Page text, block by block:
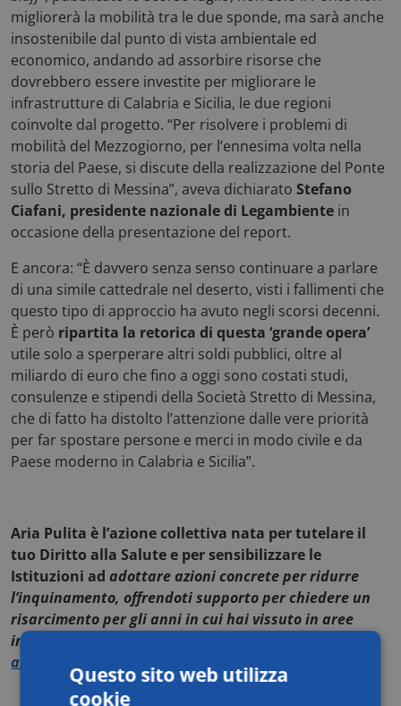
migliorerà la mobilità tra le due sponde, ma sarà anche
insostenibile dal punto di vista ambientale ed
economico, andando ad assorbire risorse che
dovrebbero essere investite per migliorare le
infrastrutture di Calabria e Sicilia, le due regioni
coinvolte dal progetto. “Per risolvere i problemi di
mobilità del Mezzogiorno, per l’ennesima volta nella
storia del Paese, si discute della realizzazione del Ponte
sullo Stretto di Messina”, aveva dichiarato Stefano
Ciafani, presidente nazionale di Legambiente in
occasione della presentazione del report.
E ancora: “È davvero senza senso continuare a parlare
di una simile cattedrale nel deserto, visti i fallimenti che
questo tipo di approccio ha avuto negli scorsi decenni.
È però ripartita la retorica di questa ‘grande opera’
utile solo a sperperare altri soldi pubblici, oltre al
miliardo di euro che fino a oggi sono costati studi,
consulenze e stipendi della Società Stretto di Messina,
che di fatto ha distolto l’attenzione dalle vere priorità
per far spostare persone e merci in modo civile e da
Paese moderno in Calabria e Sicilia”.
Aria Pulita è l’azione collettiva nata per tutelare il
tuo Diritto alla Salute e per sensibilizzare le
Istituzioni ad adottare azioni concrete per ridurre
l’inquinamento, offrendoti supporto per chiedere un
risarcimento per gli anni in cui hai vissuto in aree
inquinate.
aiutarti
Questo sito web utilizza
cookie